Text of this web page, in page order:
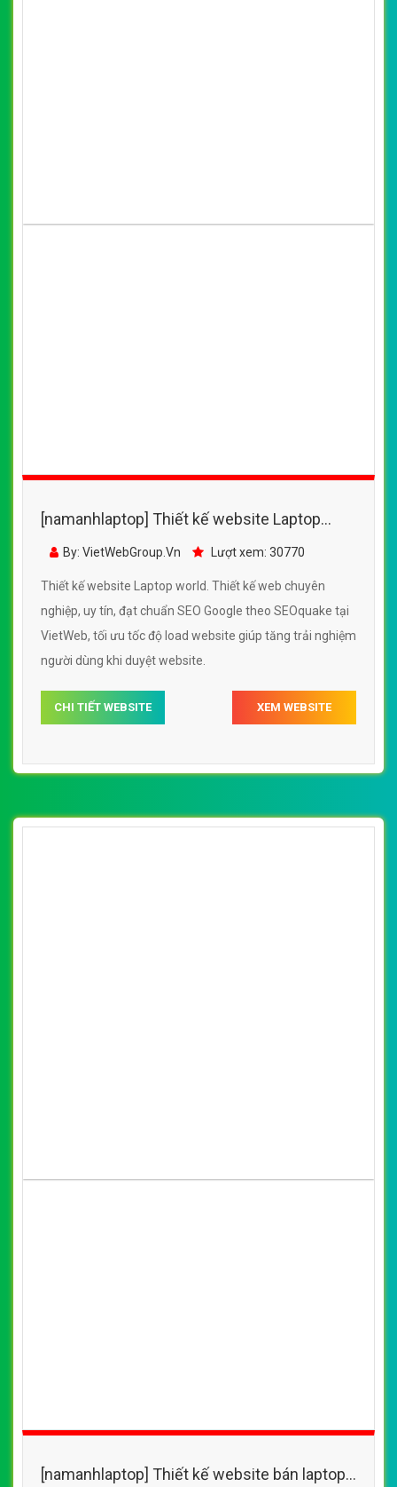
[namanhlaptop] Thiết kế website Laptop
world đẹp, chuyên nghiệp chuẩn SEO
By: VietWebGroup.Vn Lượt xem: 30770
Thiết kế website Laptop world. Thiết kế web chuyên
nghiệp, uy tín, đạt chuẩn SEO Google theo SEOquake tại
VietWeb, tối ưu tốc độ load website giúp tăng trải nghiệm
người dùng khi duyệt website.
CHI TIẾT WEBSITE XEM WEBSITE
[namanhlaptop] Thiết kế website bán laptop